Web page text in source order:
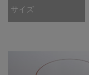
サイズ